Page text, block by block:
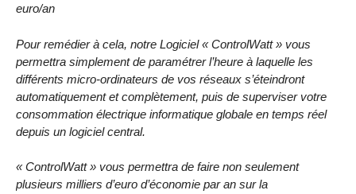
euro/an
Pour remédier à cela, notre Logiciel « ControlWatt » vous
permettra simplement de paramétrer l’heure à laquelle les
différents micro-ordinateurs de vos réseaux s’éteindront
automatiquement et complètement, puis de superviser votre
consommation électrique informatique globale en temps réel
depuis un logiciel central.
« ControlWatt » vous permettra de faire non seulement
plusieurs milliers d’euro d’économie par an sur la